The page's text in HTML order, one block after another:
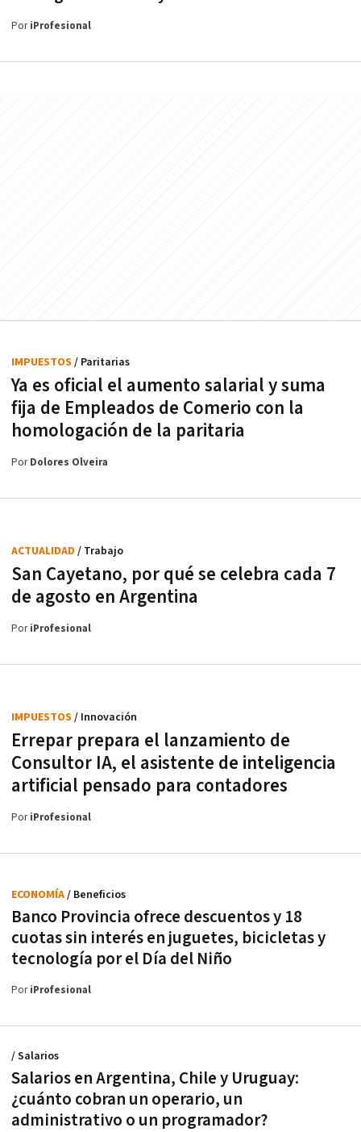
PoriProfesional
Ya es oficial el aumento salarial y suma
fija de Empleados de Comerio con la
homologación de la paritaria
IMPUESTOS / Paritarias
PorDolores Olveira
San Cayetano, por qué se celebra cada 7
de agosto en Argentina
ACTUALIDAD / Trabajo
PoriProfesional
Errepar prepara el lanzamiento de
Consultor IA, el asistente de inteligencia
artificial pensado para contadores
IMPUESTOS / Innovación
PoriProfesional
Banco Provincia ofrece descuentos y 18
cuotas sin interés en juguetes, bicicletas y
tecnología por el Día del Niño
ECONOMÍA/ Beneficios
PoriProfesional
Salarios en Argentina, Chile y Uruguay:
¿cuánto cobran un operario, un
administrativo o un programador?
/ Salarios